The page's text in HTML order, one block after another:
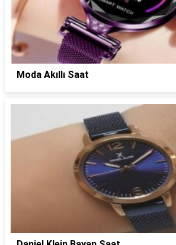
Moda Akıllı Saat